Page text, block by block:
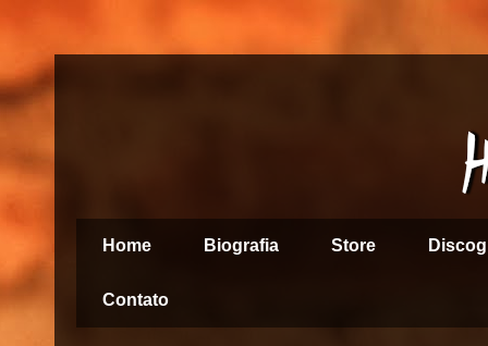
Home Biografia Store
Contato